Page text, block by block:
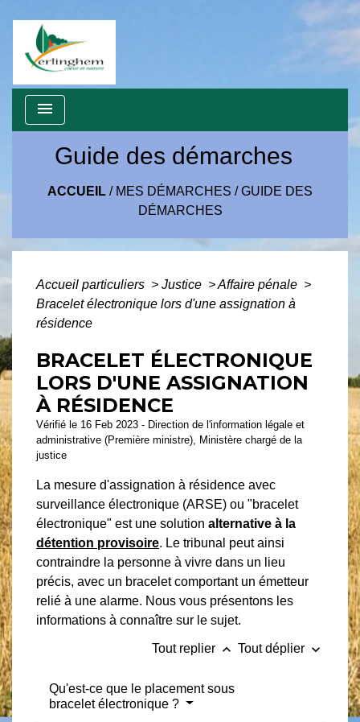
menu
Guide des démarches
ACCUEIL / MES DÉMARCHES /GUIDE DES
DÉMARCHES
Accueil particuliers > Justice >Affaire pénale >
Bracelet électronique lors d'une assignation à
résidence
BRACELET ÉLECTRONIQUE
LORS D'UNE ASSIGNATION
À RÉSIDENCE
Vérifié le 16 Feb 2023 - Direction de l'information légale et
administrative (Première ministre), Ministère chargé de la
justice
La mesure d'assignation à résidence avec
surveillance électronique (ARSE) ou "bracelet
électronique" est une solution alternative à la
détention provisoire. Le tribunal peut ainsi
contraindre la personne à vivre dans un lieu
précis, avec un bracelet comportant un émetteur
relié à une alarme. Nous vous présentons les
informations à connaître sur le sujet.
Tout replier keyboard_arrow_up Tout déplier keyboard_arrow_down
Qu'est-ce que le placement sous
bracelet électronique ?